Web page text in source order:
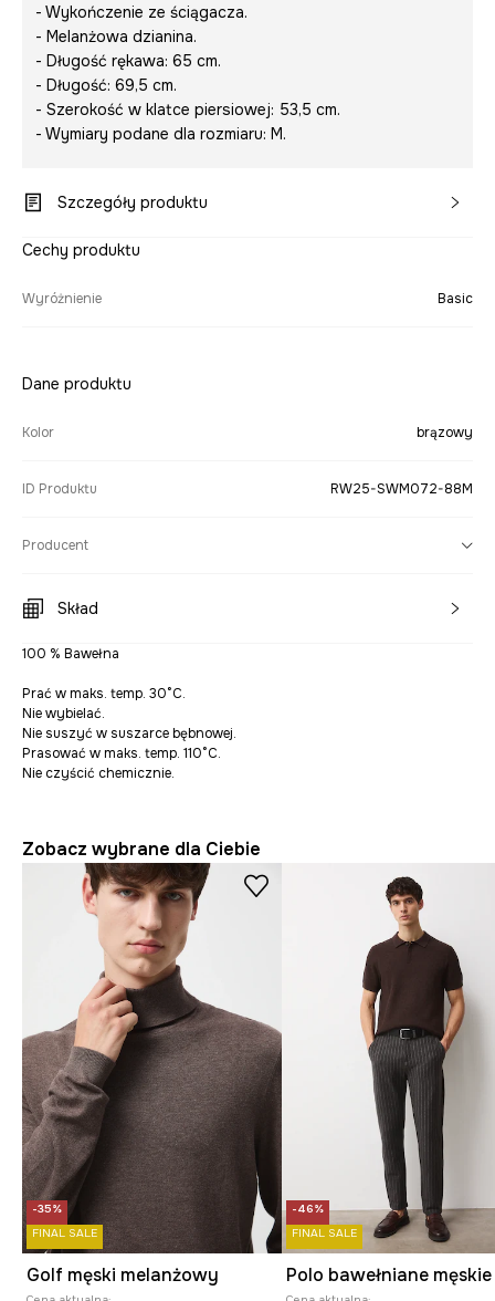
- Wykończenie ze ściągacza.
- Melanżowa dzianina.
- Długość rękawa: 65 cm.
- Długość: 69,5 cm.
- Szerokość w klatce piersiowej: 53,5 cm.
- Wymiary podane dla rozmiaru: M.
Szczegóły produktu
Cechy produktu
Wyróżnienie Basic
Dane produktu
Kolor brązowy
ID Produktu RW25-SWM072-88M
Producent
Skład
100 % Bawełna
Prać w maks. temp. 30°C.
Nie wybielać.
Nie suszyć w suszarce bębnowej.
Prasować w maks. temp. 110°C.
Nie czyścić chemicznie.
Zobacz wybrane dla Ciebie
-35%
FINAL SALE
Golf męski melanżowy
-46%
FINAL SALE